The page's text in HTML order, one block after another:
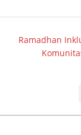
Ramadhan